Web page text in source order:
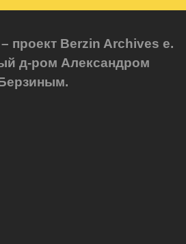
проект Berzin Archives e.
д-ром Александром